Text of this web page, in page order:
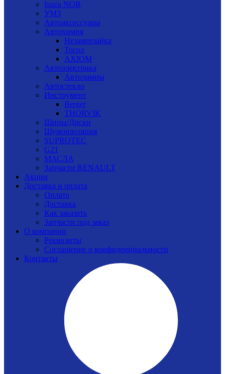
Isuzu NQR
УМЗ
Автоаксессуары
Автохимия
Незамерзайка
Тосол
AXIOM
Автоэлектрика
Автолампы
Автостекло
Инструмент
Berger
THORVIK
Шины/Диски
Шумоизоляция
SUPROTEC
G21
МАСЛА
Запчасти RENAULT
Акции
Доставка и оплата
Оплата
Доставка
Как заказать
Запчасти под заказ
О компании
Реквизиты
Соглашение о конфиденциальности
Контакты